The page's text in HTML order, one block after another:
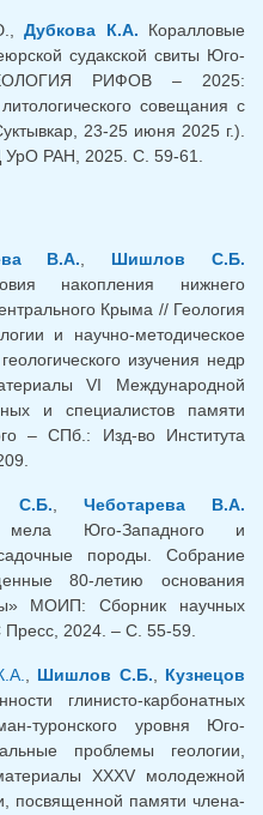
Дубкова К.А. Коралловые
судакской свиты Юго-
РИФОВ – 2025:
совещания с
23-25 июня 2025 г.).
РАН, 2025. С. 59-61.
В.А.
Шишлов С.Б.
накопления нижнего
Крыма // Геология
и научно-методическое
изучения недр
VI Международной
и специалистов памяти
– СПб.: Изд-во Института
С.Б. ,Чеботарева В.А.
мела Юго-Западного и
породы. Собрание
80-летию основания
МОИП: Сборник научных
2024. – С. 55-59.
Шишлов С.Б.
Кузнецов
глинисто-карбонатных
туронского уровня Юго-
проблемы геологии,
XXXV молодежной
посвященной памяти члена-